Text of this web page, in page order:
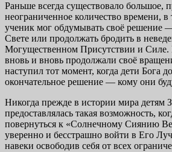
Раньше всегда существовало большое,
неограниченное количество времени, в
ученик мог обдумывать своё решение
Свете или продолжать бродить в
Могущественном Присутствии и
вновь и вновь продолжали своё
наступил тот момент, когда дети Бога
окончательное решение — кому они
Никогда прежде в истории мира детям
предоставлялась такая возможность,
повернуться к «Солнечному Сиянию
уверенно и бесстрашно войти в Его
навеки освободив себя от всех